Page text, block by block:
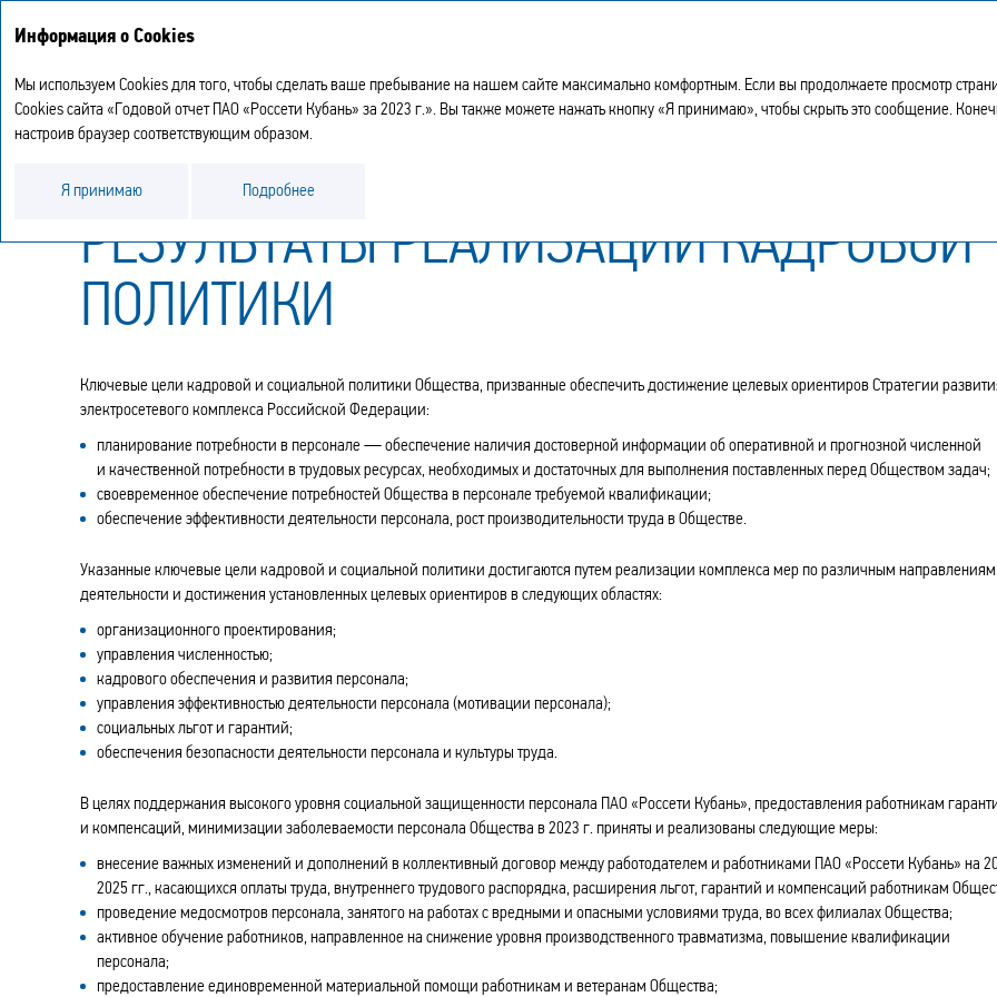
Устойчивое развитие
РЕЗУЛЬТАТЫ РЕАЛИЗАЦИИ КАДРОВОЙ
ПОЛИТИКИ
Ключевые цели кадровой и социальной политики Общества, призванные обеспечить достижение целевых ориентиров Стратегии
электросетевого комплекса Российской Федерации:
планирование потребности в персонале — обеспечение наличия достоверной информации об оперативной и прогнозной численной
и качественной потребности в трудовых ресурсах, необходимых и достаточных для выполнения поставленных перед Обществом задач;
своевременное обеспечение потребностей Общества в персонале требуемой квалификации;
обеспечение эффективности деятельности персонала, рост производительности труда в Обществе.
Указанные ключевые цели кадровой и социальной политики достигаются путем реализации комплекса мер по различным направлениям
деятельности и достижения установленных целевых ориентиров в следующих областях:
организационного проектирования;
управления численностью;
кадрового обеспечения и развития персонала;
управления эффективностью деятельности персонала (мотивации персонала);
социальных льгот и гарантий;
обеспечения безопасности деятельности персонала и культуры труда.
В целях поддержания высокого уровня социальной защищенности персонала ПАО «Россети Кубань», предоставления работникам
и компенсаций, минимизации заболеваемости персонала Общества в 2023 г. приняты и реализованы следующие меры:
внесение важных изменений и дополнений в коллективный договор между работодателем и работниками ПАО «Россети Кубань» на
2025 гг., касающихся оплаты труда, внутреннего трудового распорядка, расширения льгот, гарантий и компенсаций работникам
проведение медосмотров персонала, занятого на работах с вредными и опасными условиями труда, во всех филиалах Общества;
активное обучение работников, направленное на снижение уровня производственного травматизма, повышение квалификации
персонала;
предоставление единовременной материальной помощи работникам и ветеранам Общества;
Информация о Cookies
Мы используем Cookies для того, чтобы сделать ваше пребывание на нашем сайте максимально комфортным. Если вы продолжаете просмотр
Cookies сайта «Годовой отчет ПАО «Россети Кубань» за 2023 г.». Вы также можете нажать кнопку «Я принимаю», чтобы скрыть это сообщение.
настроив браузер соответствующим образом.
Я принимаю Подробнее